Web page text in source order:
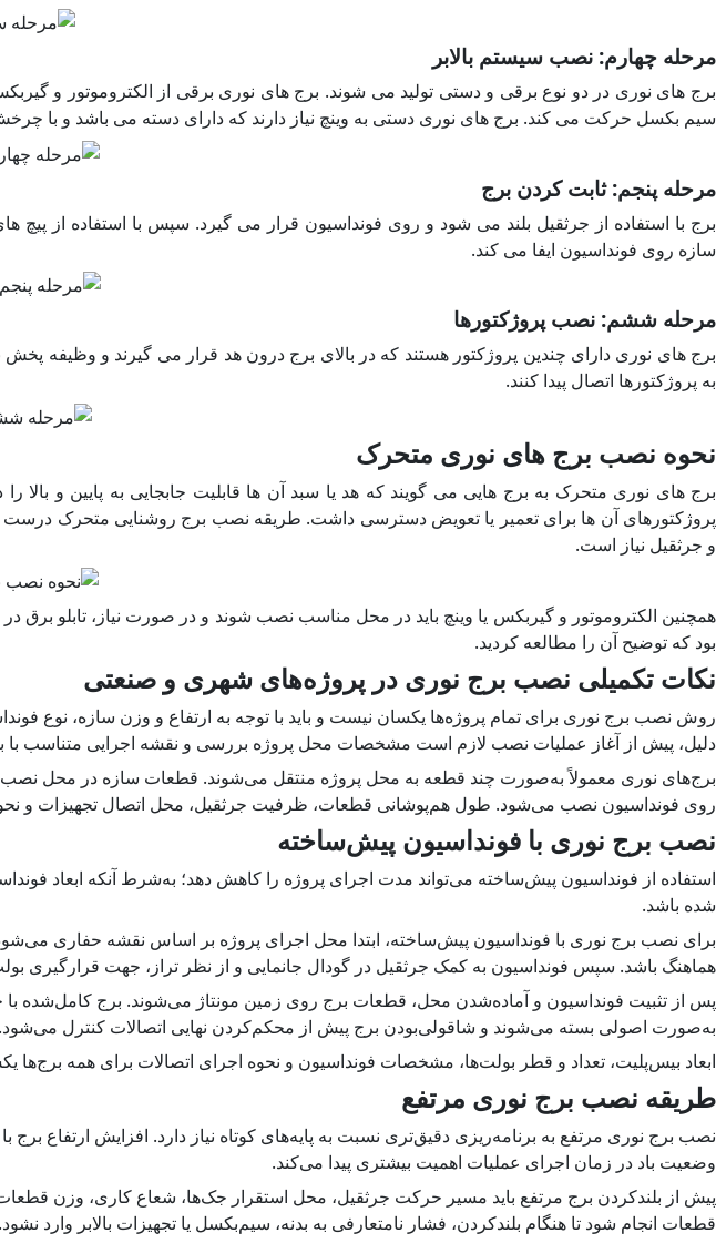
مرحله چهارم: نصب سیستم بالابر
برج های نوری در دو نوع برقی و دستی تولید می شوند. برج های نوری برقی از الکتروموتور و
سیم بکسل حرکت می کند. برج های نوری دستی به وینچ نیاز دارند که دارای دسته می باشد و با
مرحله پنجم: ثابت کردن برج
برج با استفاده از جرثقیل بلند می شود و روی فونداسیون قرار می گیرد. سپس با استفاده از
سازه روی فونداسیون ایفا می کند.
مرحله ششم: نصب پروژکتورها
برج های نوری دارای چندین پروژکتور هستند که در بالای برج درون هد قرار می گیرند و وظیفه
به پروژکتورها اتصال پیدا کنند.
نحوه نصب برج های نوری متحرک
برج های نوری متحرک به برج هایی می گویند که هد یا سبد آن ها قابلیت جابجایی به پایین و بالا
پروژکتورهای آن ها برای تعمیر یا تعویض دسترسی داشت. طریقه نصب برج روشنایی متحرک
و جرثقیل نیاز است.
همچنین الکتروموتور و گیربکس یا وینچ باید در محل مناسب نصب شوند و در صورت نیاز، تابلو
بود که توضیح آن را مطالعه کردید.
نکات تکمیلی نصب برج نوری در پروژه‌های شهری و صنعتی
روش نصب برج نوری برای تمام پروژه‌ها یکسان نیست و باید با توجه به ارتفاع و وزن سازه، نوع
دلیل، پیش از آغاز عملیات نصب لازم است مشخصات محل پروژه بررسی و نقشه اجرایی متناسب با
برج‌های نوری معمولاً به‌صورت چند قطعه به محل پروژه منتقل می‌شوند. قطعات سازه در محل نصب
روی فونداسیون نصب می‌شود. طول هم‌پوشانی قطعات، ظرفیت جرثقیل، محل اتصال تجهیزات و
نصب برج نوری با فونداسیون پیش‌ساخته
استفاده از فونداسیون پیش‌ساخته می‌تواند مدت اجرای پروژه را کاهش دهد؛ به‌شرط آنکه ابعاد
شده باشد.
برای نصب برج نوری با فونداسیون پیش‌ساخته، ابتدا محل اجرای پروژه بر اساس نقشه حفاری
هماهنگ باشد. سپس فونداسیون به کمک جرثقیل در گودال جانمایی و از نظر تراز، جهت قرارگیری
پس از تثبیت فونداسیون و آماده‌شدن محل، قطعات برج روی زمین مونتاژ می‌شوند. برج کامل‌شده
به‌صورت اصولی بسته می‌شوند و شاقولی‌بودن برج پیش از محکم‌کردن نهایی اتصالات کنترل می‌شود.
ابعاد بیس‌پلیت، تعداد و قطر بولت‌ها، مشخصات فونداسیون و نحوه اجرای اتصالات برای همه
طریقه نصب برج نوری مرتفع
نصب برج نوری مرتفع به برنامه‌ریزی دقیق‌تری نسبت به پایه‌های کوتاه نیاز دارد. افزایش
وضعیت باد در زمان اجرای عملیات اهمیت بیشتری پیدا می‌کند.
پیش از بلندکردن برج مرتفع باید مسیر حرکت جرثقیل، محل استقرار جک‌ها، شعاع کاری، وزن
قطعات انجام شود تا هنگام بلندکردن، فشار نامتعارفی به بدنه، سیم‌بکسل یا تجهیزات بالابر وارد نشود.